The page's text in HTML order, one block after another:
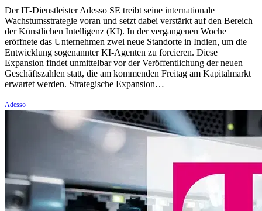
Der IT-Dienstleister Adesso SE treibt seine internationale
Wachstumsstrategie voran und setzt dabei verstärkt auf den Bereich
der Künstlichen Intelligenz (KI). In der vergangenen Woche
eröffnete das Unternehmen zwei neue Standorte in Indien, um die
Entwicklung sogenannter KI-Agenten zu forcieren. Diese
Expansion findet unmittelbar vor der Veröffentlichung der neuen
Geschäftszahlen statt, die am kommenden Freitag am Kapitalmarkt
erwartet werden. Strategische Expansion…
Adesso